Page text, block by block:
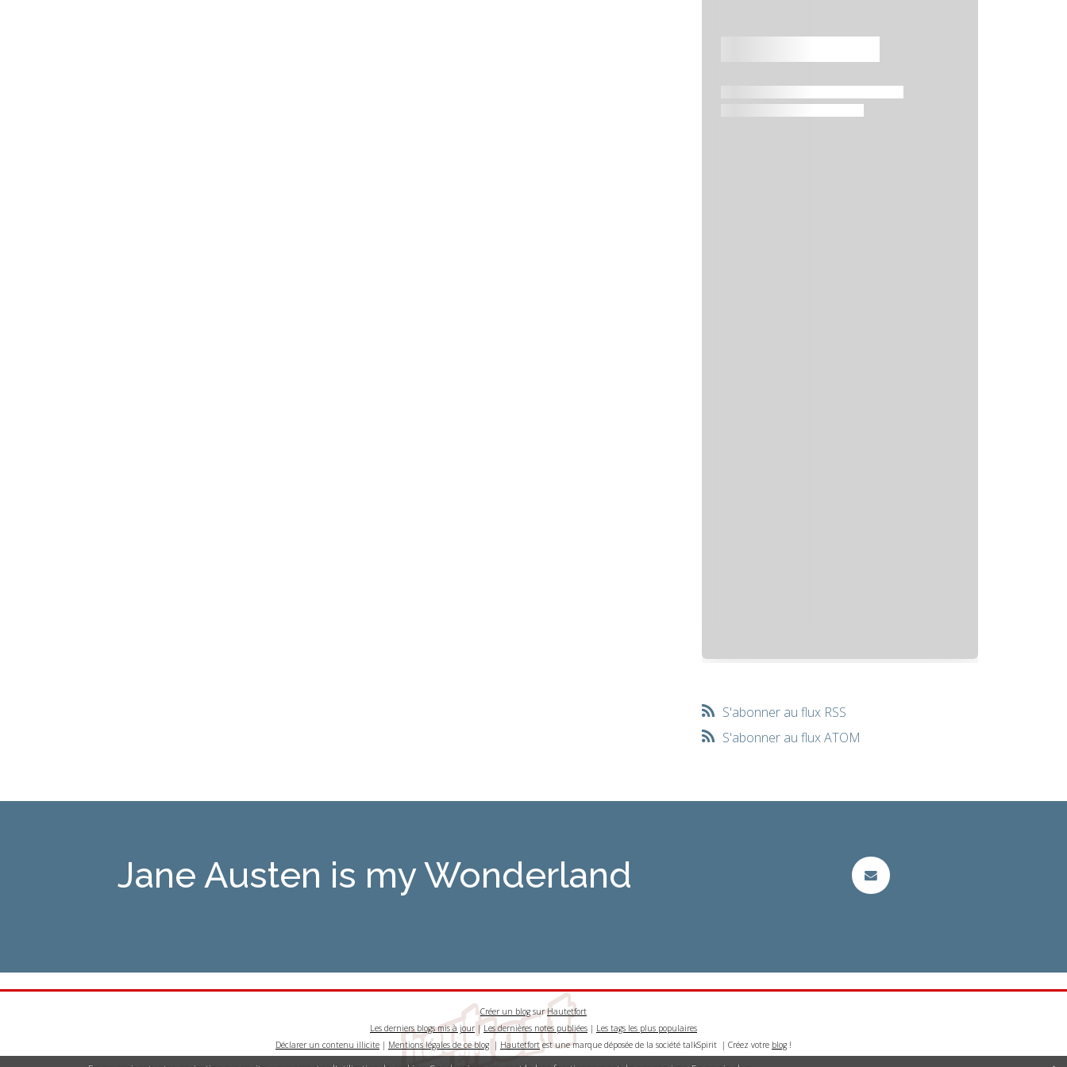
S'abonner au flux RSS
S'abonner au flux ATOM
Jane Austen is my Wonderland
Créer un blog surHautetfort
Les derniers blogs mis à jour|Les dernières notes publiées | Les tags les plus populaires
Déclarer un contenu illicite | Mentions légales de ce blog | Hautetfortest une marque déposée de la société talkSpirit | Créez votre blog !